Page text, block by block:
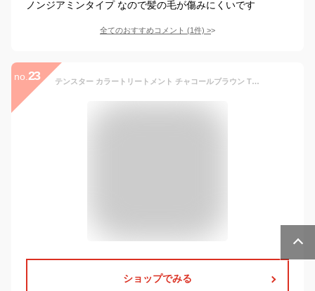
ノンジアミンタイプ なので髪の毛が傷みにくいです
全てのおすすめコメント (1件) >
no. 23 テンスター カラートリートメント チャコールブラウン TH3-55(250g)【テンスター】[ナチュラル 毛染め 手軽 ツヤ コシ ハリ ケア]
ショップでみる